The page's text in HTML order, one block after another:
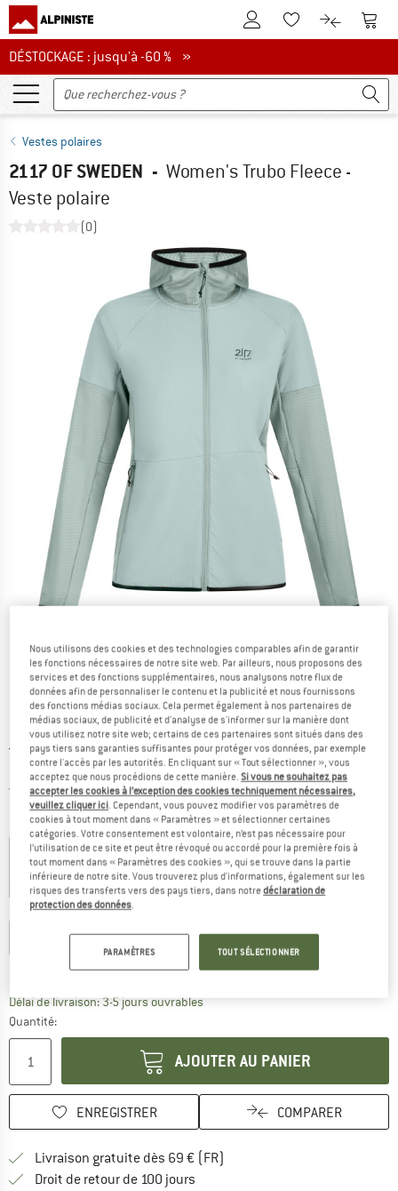
Vers le compte client
Vers la liste
Vers le
DÉSTOCKAGE : jusqu'à -60 %
DÉSTOCKAGE : jusqu'à -60 % »
Vestes polaires
2117 OF SWEDEN - Women's Trubo Fleece -
Veste polaire
(0)
Prix initial :
109,95€
Prix:
71,47€ TVA incl.
Livraison gratuite(FR)France. Informations sur les frais de
Couleur:Mint
-30 % -35 %
Sélectionner taille:
S M L XL XXL
Guide des tailles
Délai de livraison: 3-5 jours ouvrablesLe lien s'ouvre dans une boîte
Quantité:
AJOUTER AU PANIER
ENREGISTRER COMPARER
Livraison gratuite dès 69 € (FR)
Droit de retour de 100 jours
Nous utilisons des cookies et des technologies comparables afin de garantir
les fonctions nécessaires de notre site web. Par ailleurs, nous proposons des
services et des fonctions supplémentaires, nous analysons notre flux de
données afin de personnaliser le contenu et la publicité et nous fournissons
des fonctions médias sociaux. Cela permet également à nos partenaires de
médias sociaux, de publicité et d'analyse de s'informer sur la manière dont
vous utilisez notre site web; certains de ces partenaires sont situés dans des
pays tiers sans garanties suffisantes pour protéger vos données, par exemple
contre l'accès par les autorités. En cliquant sur « Tout sélectionner », vous
acceptez que nous procédions de cette manière.Si vous ne souhaitez pas
accepter les cookies à l’exception des cookies techniquement nécessaires,
veuillez cliquer ici. Cependant, vous pouvez modifier vos paramètres de
cookies à tout moment dans « Paramètres » et sélectionner certaines
catégories. Votre consentement est volontaire, n’est pas nécessaire pour
l’utilisation de ce site et peut être révoqué ou accordé pour la première fois à
tout moment dans « Paramètres des cookies », qui se trouve dans la partie
inférieure de notre site. Vous trouverez plus d'informations, également sur les
risques des transferts vers des pays tiers, dans notredéclaration de
protection des données.
PARAMÈTRES TOUT SÉLECTIONNER